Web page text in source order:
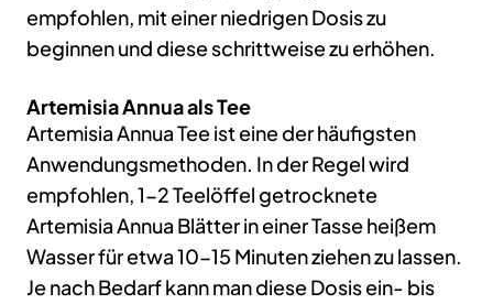
empfohlen, mit einer niedrigen Dosis zu
beginnen und diese schrittweise zu erhöhen.
Artemisia Annua als Tee
Artemisia Annua Tee ist eine der häufigsten
Anwendungsmethoden. In der Regel wird
empfohlen, 1-2 Teelöffel getrocknete
Artemisia Annua Blätter in einer Tasse heißem
Wasser für etwa 10-15 Minuten ziehen zu lassen.
Je nach Bedarf kann man diese Dosis ein- bis